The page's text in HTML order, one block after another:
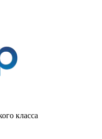
класса